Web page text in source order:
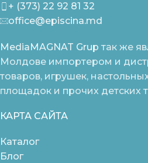
+ (373) 22 92 81 32
office@episcina.md
MediaMAGNAT Grup так же
Молдове импортером и
товаров, игрушек,
площадок и прочих детских
КАРТА САЙТА
Каталог
Блог